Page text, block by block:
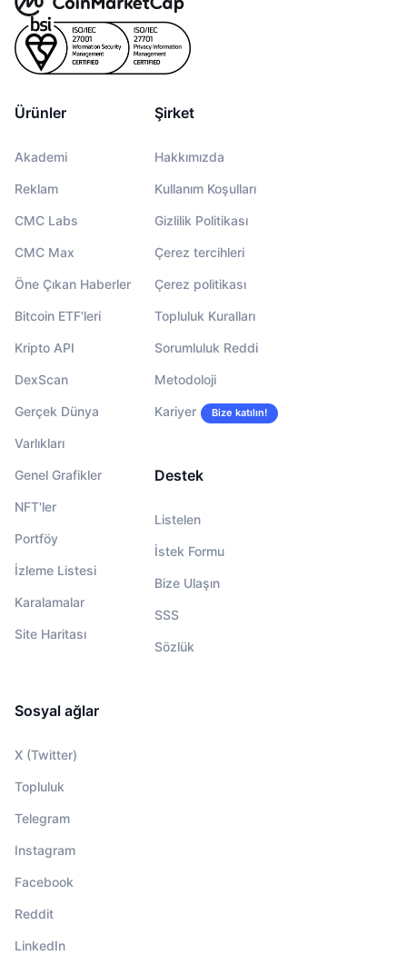
Ürünler
Akademi
Reklam
CMC Labs
CMC Max
Öne Çıkan Haberler
Bitcoin ETF'leri
Kripto API
DexScan
Gerçek Dünya
Varlıkları
Genel Grafikler
NFT'ler
Portföy
İzleme Listesi
Karalamalar
Site Haritası
Şirket
Hakkımızda
Kullanım Koşulları
Gizlilik Politikası
Çerez tercihleri
Çerez politikası
Topluluk Kuralları
Sorumluluk Reddi
Metodoloji
Kariyer Bize katılın!
Destek
Listelen
İstek Formu
Bize Ulaşın
SSS
Sözlük
Sosyal ağlar
X (Twitter)
Topluluk
Telegram
Instagram
Facebook
Reddit
LinkedIn